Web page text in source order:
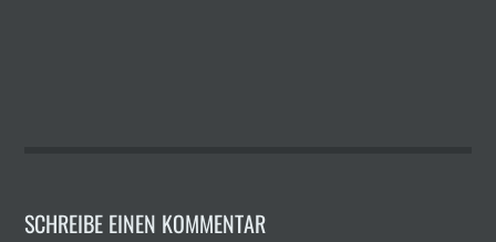
SCHREIBE EINEN KOMMENTAR